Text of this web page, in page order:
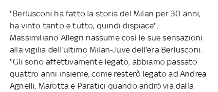
"Berlusconi ha fatto la storia del Milan per 30 anni,
ha vinto tanto e tutto, quindi dispiace".
Massimiliano Allegri riassume così le sue sensazioni
alla vigilia dell'ultimo Milan-Juve dell'era Berlusconi.
"Gli sono affettivamente legato, abbiamo passato
quattro anni insieme, come resterò legato ad Andrea
Agnelli, Marotta e Paratici quando andrò via dalla